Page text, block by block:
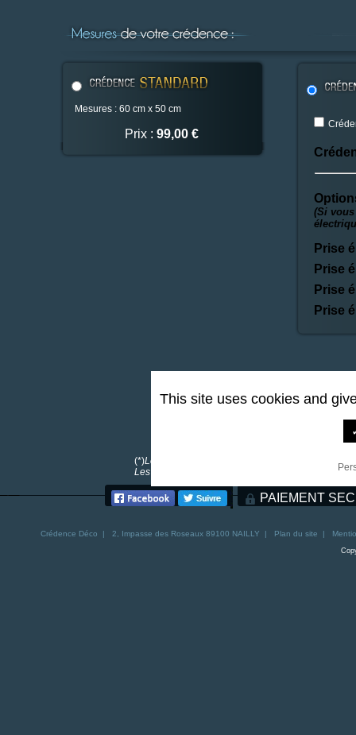
Mesures : 60 cm x 50 cm
Prix :99,00 €
(Si
Prise
Prise
Prise
Prise
(*)Les frais de port sont offerts pour toutes
Les frais de port pour la Corse sont de 30€. Les
PAIEMENT
Crédence Déco | 2, Impasse des Roseaux 89100 NAILLY | Plan du site |
This site uses cookies and